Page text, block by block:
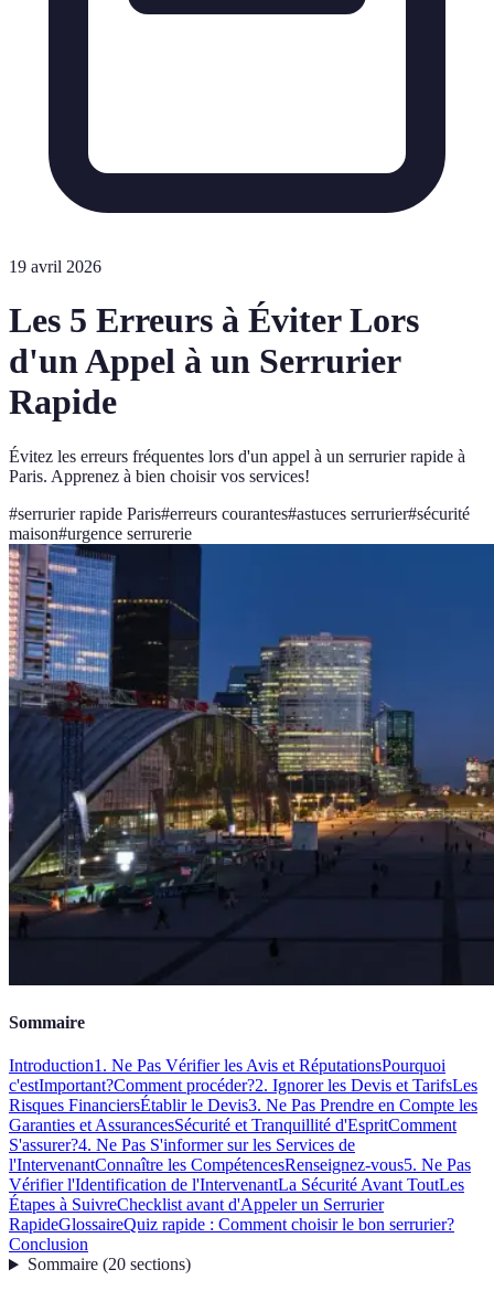
19 avril 2026
Les 5 Erreurs à Éviter Lors
d'un Appel à un Serrurier
Rapide
Évitez les erreurs fréquentes lors d'un appel à un serrurier rapide à
Paris. Apprenez à bien choisir vos services!
#serrurier rapide Paris#erreurs courantes#astuces serrurier#sécurité
maison#urgence serrurerie
Sommaire
Introduction1. Ne Pas Vérifier les Avis et RéputationsPourquoi
c'estImportant?Comment procéder?2. Ignorer les Devis et TarifsLes
Risques FinanciersÉtablir le Devis3. Ne Pas Prendre en Compte les
Garanties et AssurancesSécurité et Tranquillité d'EspritComment
S'assurer?4. Ne Pas S'informer sur les Services de
l'IntervenantConnaître les CompétencesRenseignez-vous5. Ne Pas
Vérifier l'Identification de l'IntervenantLa Sécurité Avant ToutLes
Étapes à SuivreChecklist avant d'Appeler un Serrurier
RapideGlossaireQuiz rapide : Comment choisir le bon serrurier?
Conclusion
Sommaire(20 sections)